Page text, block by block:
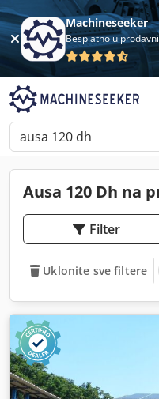
Machineseeker
Besplatno u
Ausa 120 Dh na
Filter
Uklonite sve filtere